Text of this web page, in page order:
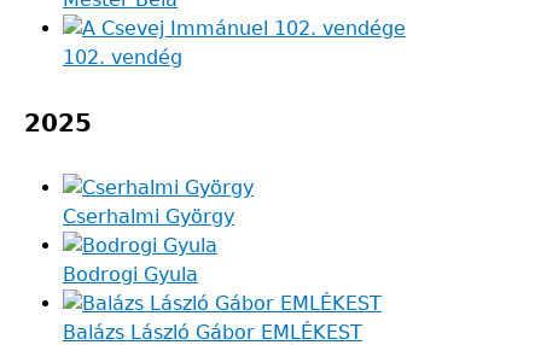
102. vendég
2025
Cserhalmi György
Bodrogi Gyula
Balázs László Gábor EMLÉKEST